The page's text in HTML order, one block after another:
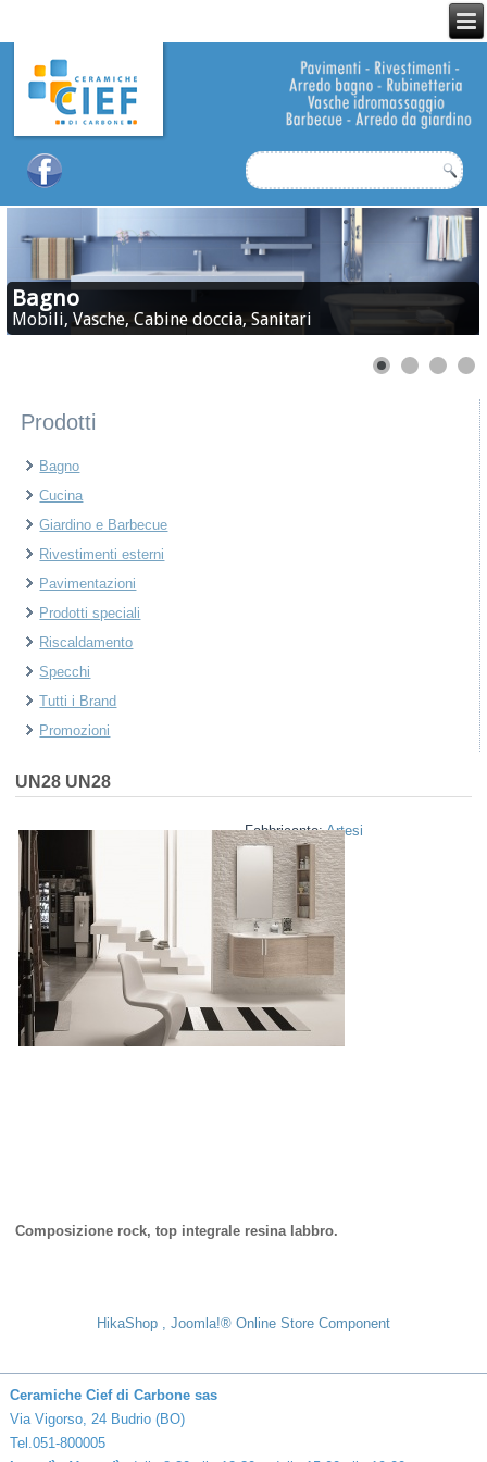
Bagno
Mobili, Vasche, Cabine doccia, Sanitari
Prodotti
Bagno
Cucina
Giardino e Barbecue
Rivestimenti esterni
Pavimentazioni
Prodotti speciali
Riscaldamento
Specchi
Tutti i Brand
Promozioni
UN28 UN28
Fabbricante:Artesi
Composizione rock, top integrale resina labbro.
HikaShop , Joomla!® Online Store Component
Ceramiche Cief di Carbone sas
Via Vigorso, 24 Budrio (BO)
Tel.051-800005